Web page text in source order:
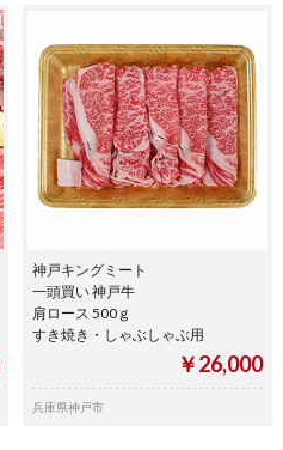
神戸キングミート
一頭買い 神戸牛
肩ロース 500ｇ
すき焼き・しゃぶしゃぶ用
￥26,000
兵庫県神戸市